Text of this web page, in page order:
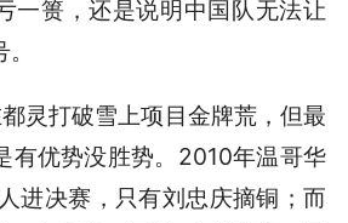
一篑，还是说明中国队无法让
灵打破雪上项目金牌荒，但最
有优势没胜势。2010年温哥华
进决赛，只有刘忠庆摘铜；而